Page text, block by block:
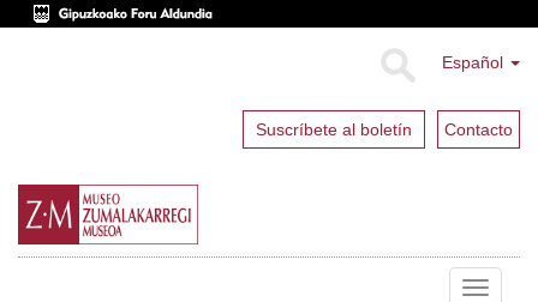
Español
Suscríbete al boletín Contacto
Toggle